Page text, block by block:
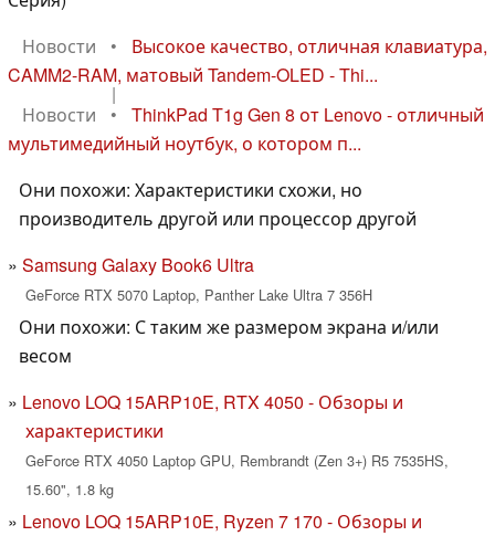
Новости
•
Высокое качество, отличная клавиатура,
CAMM2-RAM, матовый Tandem-OLED - Thi...
|
Новости
•
ThinkPad T1g Gen 8 от Lenovo - отличный
мультимедийный ноутбук, о котором п...
Они похожи: Характеристики схожи, но
производитель другой или процессор другой
Samsung Galaxy Book6 Ultra
GeForce RTX 5070 Laptop, Panther Lake Ultra 7 356H
Они похожи: С таким же размером экрана и/или
весом
Lenovo LOQ 15ARP10E, RTX 4050 - Обзоры и
характеристики
GeForce RTX 4050 Laptop GPU, Rembrandt (Zen 3+) R5 7535HS,
15.60", 1.8 kg
Lenovo LOQ 15ARP10E, Ryzen 7 170 - Обзоры и